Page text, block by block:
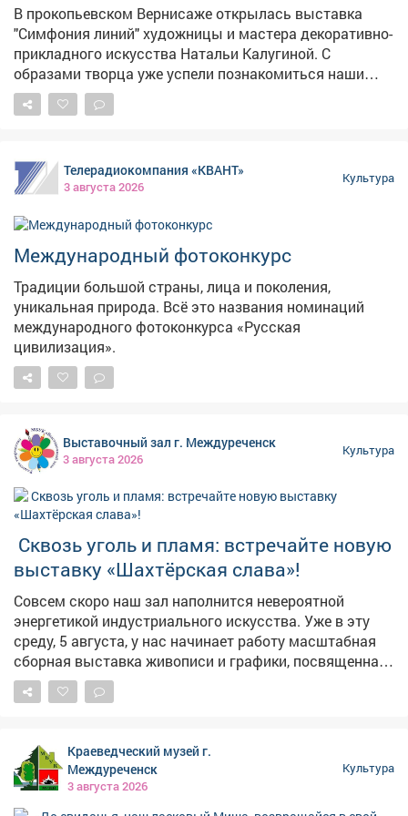
#ПоэтическийВторникЪ #мыскам70 #поэзияМысков
В прокопьевском Вернисаже открылась выставка
"Симфония линий" художницы и мастера декоративно-
прикладного искусства Натальи Калугиной. С
образами творца уже успели познакомиться наши
коллеги. #новости #культура #выставка
Телерадиокомпания «КВАНТ»
3 августа 2026
Культура
Международный фотоконкурс
Традиции большой страны, лица и поколения,
уникальная природа. Всё это названия номинаций
международного фотоконкурса «Русская
цивилизация».
Выставочный зал г. Междуреченск
3 августа 2026
Культура
️ Сквозь уголь и пламя: встречайте новую
выставку «Шахтёрская слава»!
Совсем скоро наш зал наполнится невероятной
энергетикой индустриального искусства. Уже в эту
среду, 5 августа, у нас начинает работу масштабная
сборная выставка живописи и графики, посвященная
труду, силе духа и суровой красоте шахтерского края.
Для Междуреченска это особенная, глубоко личная
картина, а дань уважения тем, кто ежедневно
спускается под землю. ✨ Что вас ждет на
экспозиции? 🔸 Мощные индустриальные пейзажи:
Краеведческий музей г.
Междуреченск
3 августа 2026
Культура